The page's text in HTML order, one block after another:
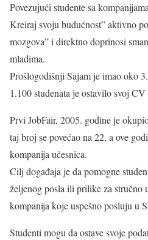
Povezujući studente sa
Kreiraj svoju budućnost” aktivno
mozgova” i direktno doprinosi
mladima.
Prošlogodišnji Sajam je imao oko
1.100 studenata je ostavilo svoj
Prvi JobFair, 2005. godine je
taj broj se povećao na 22, a ove
kompanija učesnica.
Cilj događaja je da pomogne
željenog posla ili prilike za stručno
kompanija koje uspešno posluju u
Studenti mogu da ostave svoje